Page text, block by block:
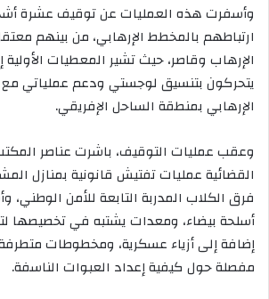
وأسفرت هذه العمليات عن توقيف عشرة
ارتباطهم بالمخطط الإرهابي، من بينهم
الإرهاب وقاصر، حيث تشير المعطيات الأولية
يتحركون بتنسيق لوجستي ودعم عملياتي
الإرهابي بمنطقة الساحل الإفريقي.
وعقب عمليات التوقيف، باشرت عناصر
القضائية عمليات تفتيش قانونية بمنازل
فرق الكلاب المدربة التابعة للأمن
أسلحة بيضاء، ومعدات يشتبه في تخصيصها
إضافة إلى أزياء عسكرية، ومخطوطات
مفصلة حول كيفية إعداد العبوات الناسفة.